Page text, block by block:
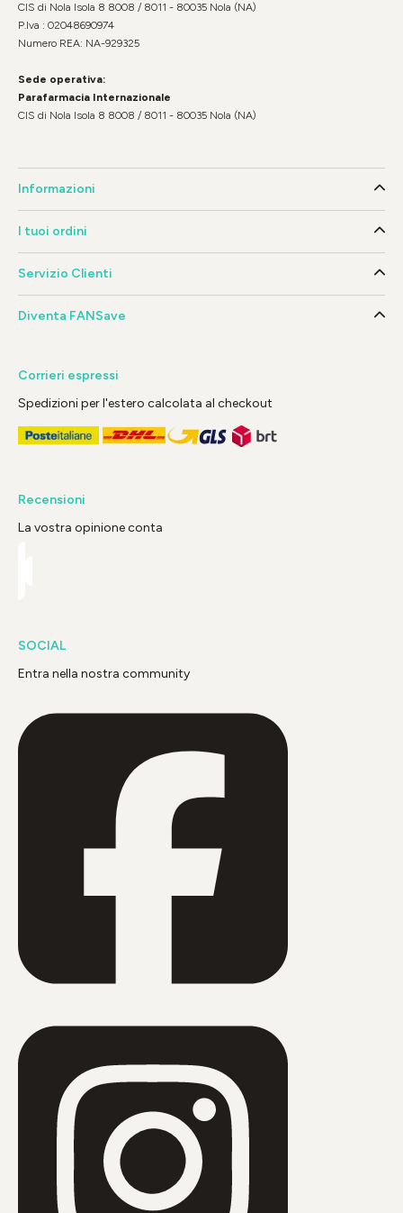
CIS di Nola Isola 8 8008 / 8011 - 80035 Nola (NA)
P.Iva : 02048690974
Numero REA: NA-929325
Sede operativa:
Parafarmacia Internazionale
CIS di Nola Isola 8 8008 / 8011 - 80035 Nola (NA)
Informazioni
I tuoi ordini
Servizio Clienti
Diventa FANSave
Corrieri espressi
Spedizioni per l'estero calcolata al checkout
Recensioni
La vostra opinione conta
SOCIAL
Entra nella nostra community